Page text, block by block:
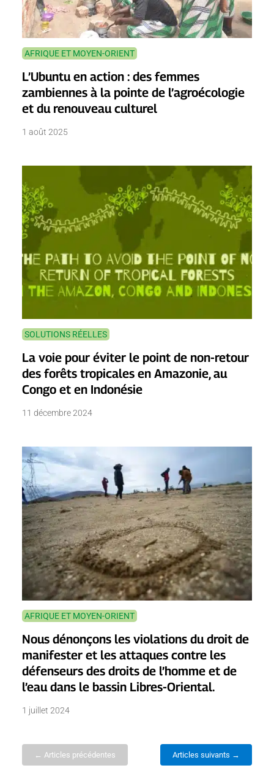
AFRIQUE ET MOYEN-ORIENT
L’Ubuntu en action : des femmes
zambiennes à la pointe de l’agroécologie
et du renouveau culturel
1 août 2025
SOLUTIONS RÉELLES
La voie pour éviter le point de non-retour
des forêts tropicales en Amazonie, au
Congo et en Indonésie
11 décembre 2024
AFRIQUE ET MOYEN-ORIENT
Nous dénonçons les violations du droit de
manifester et les attaques contre les
défenseurs des droits de l’homme et de
l’eau dans le bassin Libres-Oriental.
1 juillet 2024
← Articles précédentes Articles suivants →